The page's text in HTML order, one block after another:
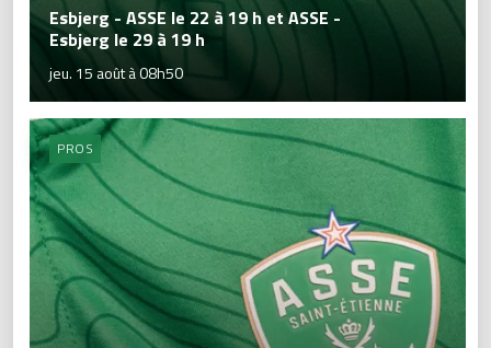
Esbjerg - ASSE le 22 à 19 h et ASSE -
Esbjerg le 29 à 19 h
jeu. 15 août à 08h50
PROS